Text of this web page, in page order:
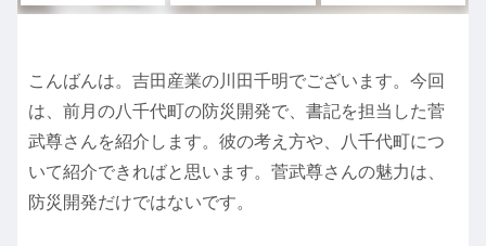
こんばんは。吉田産業の川田千明でございます。今回
は、前月の八千代町の防災開発で、書記を担当した菅
武尊さんを紹介します。彼の考え方や、八千代町につ
いて紹介できればと思います。菅武尊さんの魅力は、
防災開発だけではないです。